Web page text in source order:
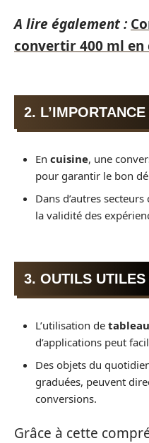
A lire également :
convertir 400 ml en
2.
En cuisine, une
pour garantir le bon
Dans d’autres
la validité des
3. OUTILS UTILES
L’utilisation de
d’applications peut
Des objets du
graduées, peuvent
conversions.
Grâce à cette